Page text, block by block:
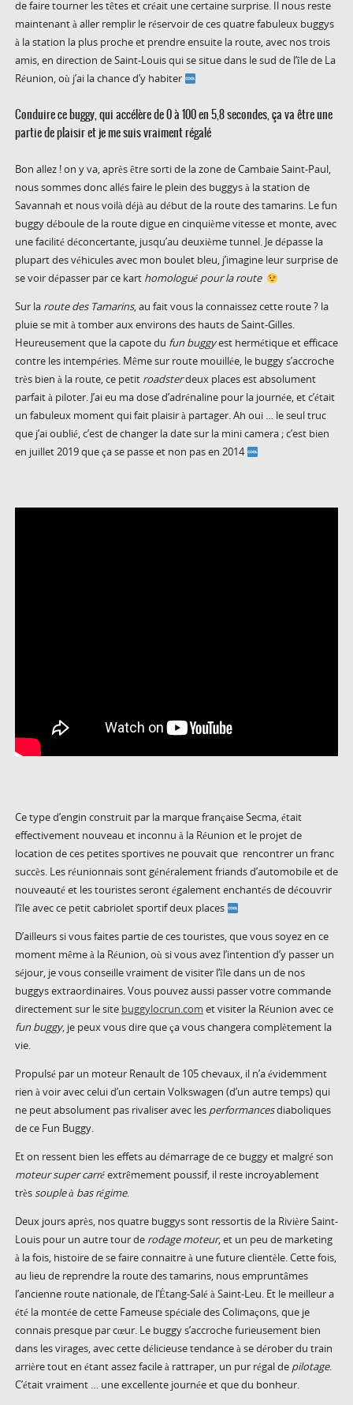
de faire tourner les têtes et créait une certaine surprise. Il nous reste
maintenant à aller remplir le réservoir de ces quatre fabuleux buggys
à la station la plus proche et prendre ensuite la route, avec nos trois
amis, en direction de Saint-Louis qui se situe dans le sud de l’île de La
Réunion, où j’ai la chance d’y habiter
Conduire ce buggy, qui accélère de 0 à 100 en 5,8 secondes, ça va être une
partie de plaisir et je me suis vraiment régalé
Bon allez ! on y va, après être sorti de la zone de Cambaie Saint-Paul,
nous sommes donc allés faire le plein des buggys à la station de
Savannah et nous voilà déjà au début de la route des tamarins. Le fun
buggy déboule de la route digue en cinquième vitesse et monte, avec
une facilité déconcertante, jusqu’au deuxième tunnel. Je dépasse la
plupart des véhicules avec mon boulet bleu, j’imagine leur surprise de
se voir dépasser par ce karthomologué pour la route
Sur la route des Tamarins, au fait vous la connaissez cette route ? la
pluie se mit à tomber aux environs des hauts de Saint-Gilles.
Heureusement que la capote du fun buggyest hermétique et efficace
contre les intempéries. Même sur route mouillée, le buggy s’accroche
très bien à la route, ce petit roadsterdeux places est absolument
parfait à piloter. J’ai eu ma dose d’adrénaline pour la journée, et c’était
un fabuleux moment qui fait plaisir à partager. Ah oui … le seul truc
que j’ai oublié, c’est de changer la date sur la mini camera ; c’est bien
en juillet 2019 que ça se passe et non pas en 2014
Ce type d’engin construit par la marque française Secma, était
effectivement nouveau et inconnu à la Réunion et le projet de
location de ces petites sportives ne pouvait que rencontrer un franc
succès. Les réunionnais sont généralement friands d’automobile et de
nouveauté et les touristes seront également enchantés de découvrir
l’île avec ce petit cabriolet sportif deux places
D’ailleurs si vous faites partie de ces touristes, que vous soyez en ce
moment même à la Réunion, où si vous avez l’intention d’y passer un
séjour, je vous conseille vraiment de visiter l’île dans un de nos
buggys extraordinaires. Vous pouvez aussi passer votre commande
directement sur le site buggylocrun.com et visiter la Réunion avec ce
fun buggy, je peux vous dire que ça vous changera complètement la
vie.
Propulsé par un moteur Renault de 105 chevaux, il n’a évidemment
rien à voir avec celui d’un certain Volkswagen (d’un autre temps) qui
ne peut absolument pas rivaliser avec les performancesdiaboliques
de ce Fun Buggy.
Et on ressent bien les effets au démarrage de ce buggy et malgré son
moteur super carréextrêmement poussif, il reste incroyablement
très souple à bas régime.
Deux jours après, nos quatre buggys sont ressortis de la Rivière Saint-
Louis pour un autre tour de rodage moteur, et un peu de marketing
à la fois, histoire de se faire connaitre à une future clientèle. Cette fois,
au lieu de reprendre la route des tamarins, nous empruntâmes
l’ancienne route nationale, de l’Étang-Salé à Saint-Leu. Et le meilleur a
été la montée de cette Fameuse spéciale des Colimaçons, que je
connais presque par cœur. Le buggy s’accroche furieusement bien
dans les virages, avec cette délicieuse tendance à se dérober du train
arrière tout en étant assez facile à rattraper, un pur régal de pilotage.
C’était vraiment … une excellente journée et que du bonheur.